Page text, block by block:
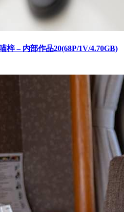
梓 – 内部作品20(68P/1V/4.70GB)